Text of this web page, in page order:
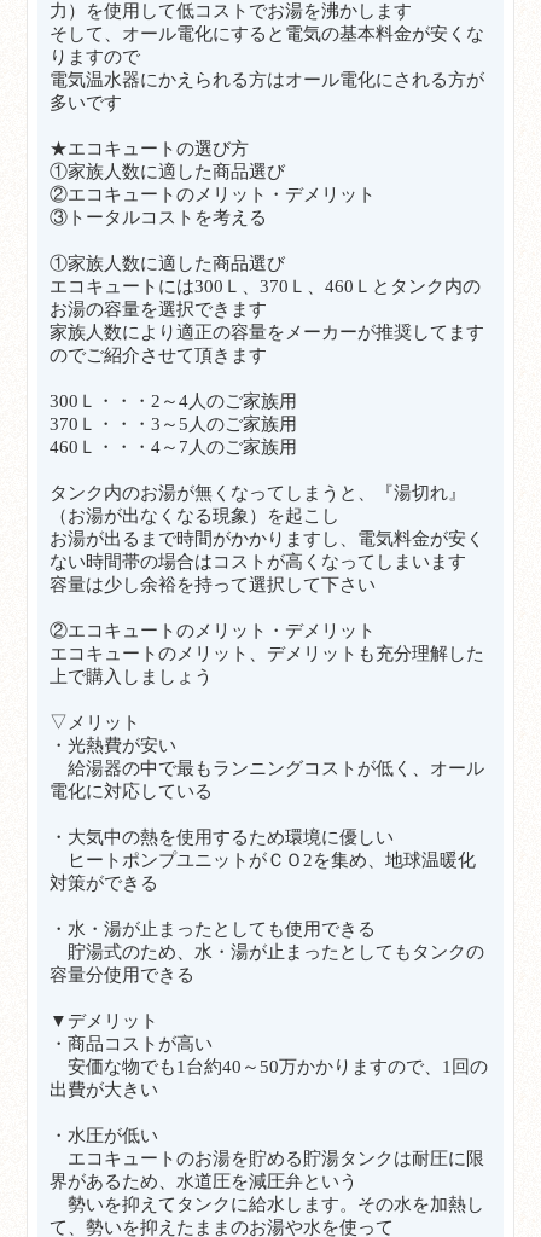
力）を使用して低コストでお湯を沸かします
そして、オール電化にすると電気の基本料金が安くな
りますので
電気温水器にかえられる方はオール電化にされる方が
多いです
★エコキュートの選び方
①家族人数に適した商品選び
②エコキュートのメリット・デメリット
③トータルコストを考える
①家族人数に適した商品選び
エコキュートには300Ｌ、370Ｌ、460Ｌとタンク内の
お湯の容量を選択できます
家族人数により適正の容量をメーカーが推奨してます
のでご紹介させて頂きます
300Ｌ・・・2～4人のご家族用
370Ｌ・・・3～5人のご家族用
460Ｌ・・・4～7人のご家族用
タンク内のお湯が無くなってしまうと、『湯切れ』
（お湯が出なくなる現象）を起こし
お湯が出るまで時間がかかりますし、電気料金が安く
ない時間帯の場合はコストが高くなってしまいます
容量は少し余裕を持って選択して下さい
②エコキュートのメリット・デメリット
エコキュートのメリット、デメリットも充分理解した
上で購入しましょう
▽メリット
・光熱費が安い
給湯器の中で最もランニングコストが低く、オール
電化に対応している
・大気中の熱を使用するため環境に優しい
ヒートポンプユニットがＣＯ2を集め、地球温暖化
対策ができる
・水・湯が止まったとしても使用できる
貯湯式のため、水・湯が止まったとしてもタンクの
容量分使用できる
▼デメリット
・商品コストが高い
安価な物でも1台約40～50万かかりますので、1回の
出費が大きい
・水圧が低い
エコキュートのお湯を貯める貯湯タンクは耐圧に限
界があるため、水道圧を減圧弁という
勢いを抑えてタンクに給水します。その水を加熱し
て、勢いを抑えた ままのお湯や水を使って